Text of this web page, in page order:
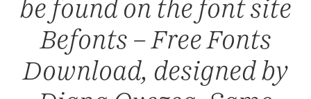
be found on the font site
Befonts – Free Fonts
Download, designed by